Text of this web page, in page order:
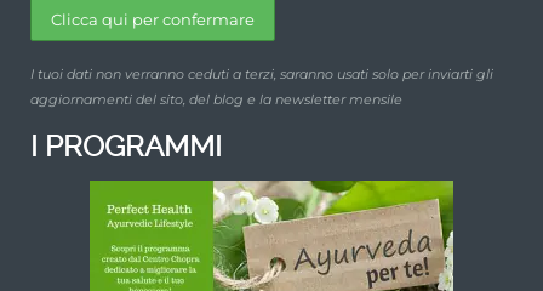
I tuoi dati non verranno ceduti a terzi, saranno usati solo per inviarti gli
aggiornamenti del sito, del blog e la newsletter mensile
I PROGRAMMI